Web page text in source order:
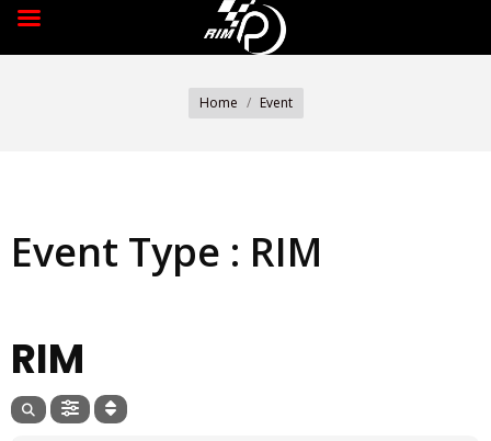
Home Event
Event Type : RIM
RIM